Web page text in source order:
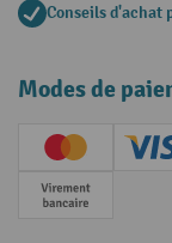
Conseils d'achat
Modes de
Creditcard
Paiement